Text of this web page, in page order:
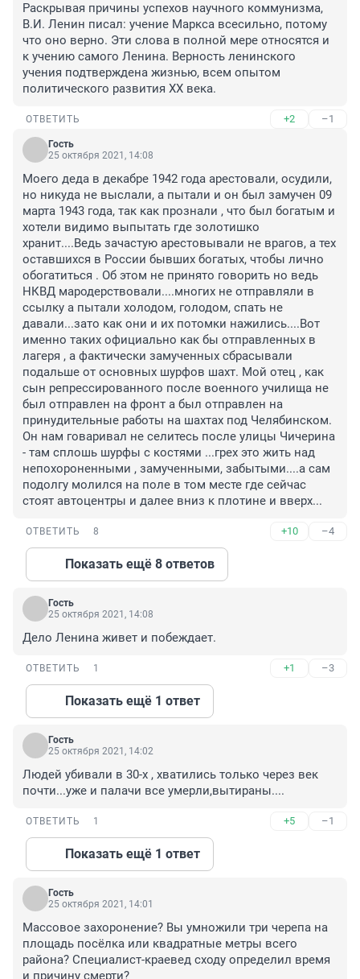
Раскрывая причины успехов научного коммунизма,
В.И. Ленин писал: учение Маркса всесильно, потому
что оно верно. Эти слова в полной мере относятся и
к учению самого Ленина. Верность ленинского
учения подтверждена жизнью, всем опытом
политического развития XX века.
ОТВЕТИТЬ +2 –1
Гость
25 октября 2021, 14:08
Моего деда в декабре 1942 года арестовали, осудили,
но никуда не выслали, а пытали и он был замучен 09
марта 1943 года, так как прознали , что был богатым и
хотели видимо выпытать где золотишко
хранит....Ведь зачастую арестовывали не врагов, а тех
оставшихся в России бывших богатых, чтобы лично
обогатиться . Об этом не принято говорить но ведь
НКВД мародерствовали....многих не отправляли в
ссылку а пытали холодом, голодом, спать не
давали...зато как они и их потомки нажились....Вот
именно таких официально как бы отправленных в
лагеря , а фактически замученных сбрасывали
подальше от основных шурфов шахт. Мой отец , как
сын репрессированного после военного училища не
был отправлен на фронт а был отправлен на
принудительные работы на шахтах под Челябинском.
Он нам говаривал не селитесь после улицы Чичерина
- там сплошь шурфы с костями ...грех это жить над
непохороненными , замученными, забытыми....а сам
подолгу молился на поле в том месте где сейчас
стоят автоцентры и далее вниз к плотине и вверх...
ОТВЕТИТЬ 8 +10 –4
Показать ещё 8 ответов
Гость
25 октября 2021, 14:08
Дело Ленина живет и побеждает.
ОТВЕТИТЬ 1 +1 –3
Показать ещё 1 ответ
Гость
25 октября 2021, 14:02
Людей убивали в 30-х , хватились только через век
почти...уже и палачи все умерли,вытираны....
ОТВЕТИТЬ 1 +5 –1
Показать ещё 1 ответ
Гость
25 октября 2021, 14:01
Массовое захоронение? Вы умножили три черепа на
площадь посёлка или квадратные метры всего
района? Специалист-краевед сходу определил время
и причину смерти?